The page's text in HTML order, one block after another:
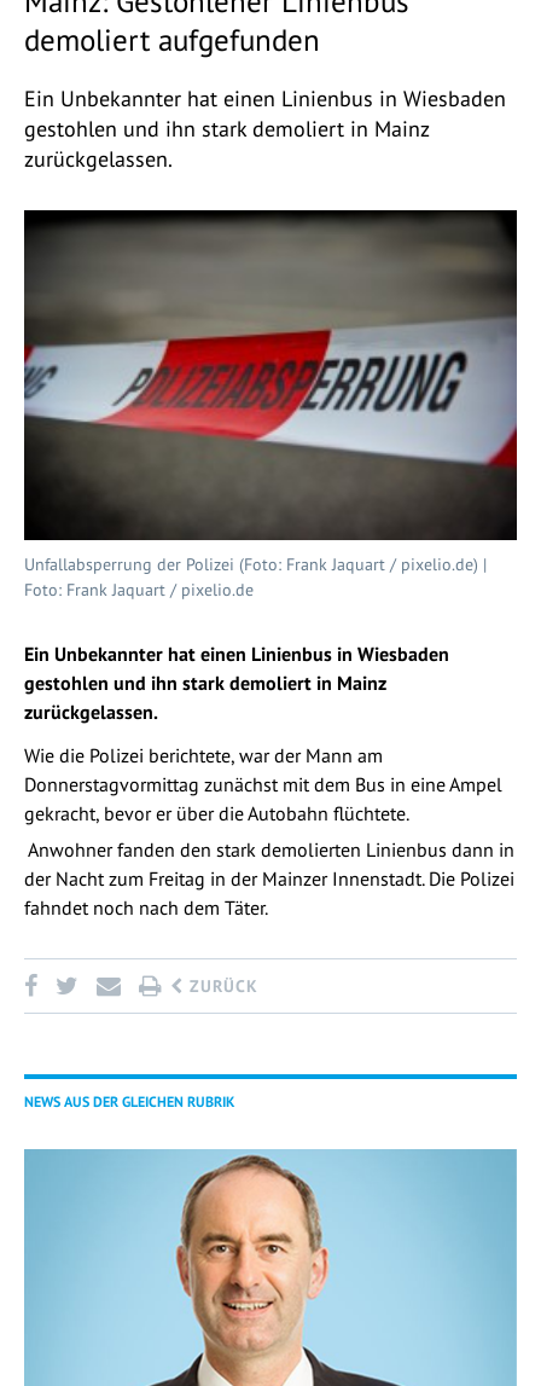
demoliert aufgefunden
Ein Unbekannter hat einen Linienbus in Wiesbaden
gestohlen und ihn stark demoliert in Mainz
zurückgelassen.
Unfallabsperrung der Polizei (Foto: Frank Jaquart / pixelio.de) |
Foto: Frank Jaquart / pixelio.de
Ein Unbekannter hat einen Linienbus in Wiesbaden
gestohlen und ihn stark demoliert in Mainz
zurückgelassen.
Wie die Polizei berichtete, war der Mann am
Donnerstagvormittag zunächst mit dem Bus in eine Ampel
gekracht, bevor er über die Autobahn flüchtete.
Anwohner fanden den stark demolierten Linienbus dann in
der Nacht zum Freitag in der Mainzer Innenstadt. Die Polizei
fahndet noch nach dem Täter.
ZURÜCK
NEWS AUS DER GLEICHEN RUBRIK